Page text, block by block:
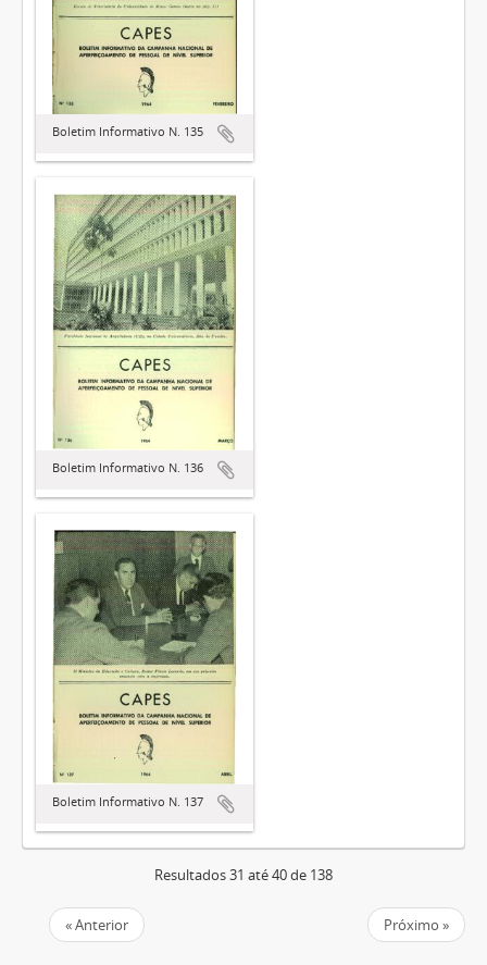
Boletim Informativo N. 135
Boletim Informativo N. 136
Boletim Informativo N. 137
Resultados 31 até 40 de 138
« Anterior Próximo »